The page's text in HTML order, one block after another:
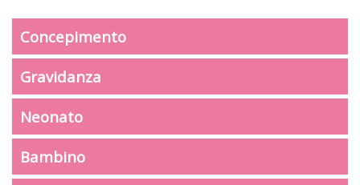
Concepimento
Gravidanza
Neonato
Bambino